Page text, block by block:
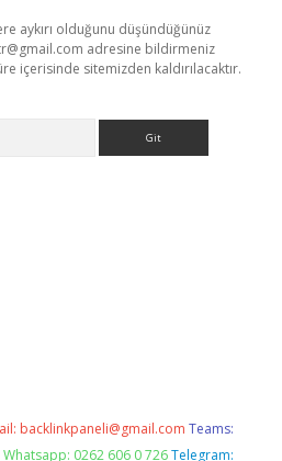
aykırı olduğunu düşündüğünüz
adresine bildirmeniz
içerisinde sitemizden kaldırılacaktır.
backlinkpaneli@gmail.com Teams:
Whatsapp: 0262 606 0 726 Telegram: